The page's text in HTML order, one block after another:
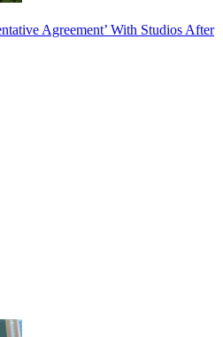
Agreement’ With Studios After